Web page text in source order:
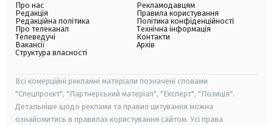
Про нас
Редакція
Редакційна політика
Про телеканал
Телеведучі
Вакансії
Структура власності
Рекламодавцям
Правила користування
Політика конфіденційності
Технічна інформація
Контакти
Архів
Всі комерційні рекламні матеріали позначені словами
"Спецпроєкт", "Партнерський матеріал", "Експерт", "Позиція".
Детальніше щодо реклами та правил цитування можна
ознайомитись в правилах користування сайтом. Усі права